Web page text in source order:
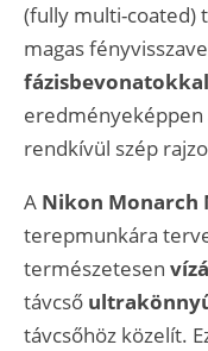
(fully multi-coated)
magas
fázisbevonatokkal
rendkívül szép
A Nikon Monarch
terepmunkára
természetesen
távcső
távcsőhöz közelít.